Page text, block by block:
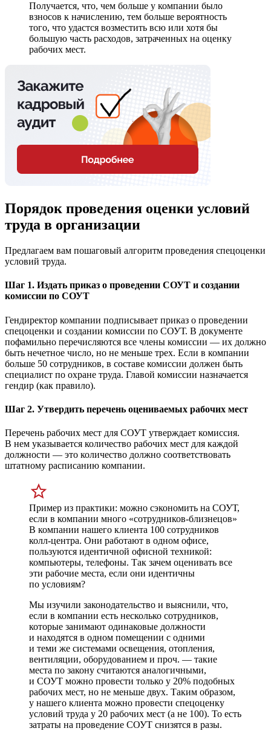
Получается, что, чем больше у компании было
взносов к начислению, тем больше вероятность
того, что удастся возместить всю или хотя бы
большую часть расходов, затраченных на оценку
рабочих мест.
Порядок проведения оценки условий
труда в организации
Предлагаем вам пошаговый алгоритм проведения спецоценки
условий труда.
Шаг 1. Издать приказ о проведении СОУТ и создании
комиссии по СОУТ
Гендиректор компании подписывает приказ о проведении
спецоценки и создании комиссии по СОУТ. В документе
пофамильно перечисляются все члены комиссии — их должно
быть нечетное число, но не меньше трех. Если в компании
больше 50 сотрудников, в составе комиссии должен быть
специалист по охране труда. Главой комиссии назначается
гендир (как правило).
Шаг 2. Утвердить перечень оцениваемых рабочих мест
Перечень рабочих мест для СОУТ утверждает комиссия.
В нем указывается количество рабочих мест для каждой
должности — это количество должно соответствовать
штатному расписанию компании.
Пример из практики: можно сэкономить на СОУТ,
если в компании много «сотрудников-близнецов»
В компании нашего клиента 100 сотрудников
колл-центра. Они работают в одном офисе,
пользуются идентичной офисной техникой:
компьютеры, телефоны. Так зачем оценивать все
эти рабочие места, если они идентичны
по условиям?
Мы изучили законодательство и выяснили, что,
если в компании есть несколько сотрудников,
которые занимают одинаковые должности
и находятся в одном помещении с одними
и теми же системами освещения, отопления,
вентиляции, оборудованием и проч. — такие
места по закону считаются аналогичными,
и СОУТ можно провести только у 20% подобных
рабочих мест, но не меньше двух. Таким образом,
у нашего клиента можно провести спецоценку
условий труда у 20 рабочих мест (а не 100). То есть
затраты на проведение СОУТ снизятся в разы.